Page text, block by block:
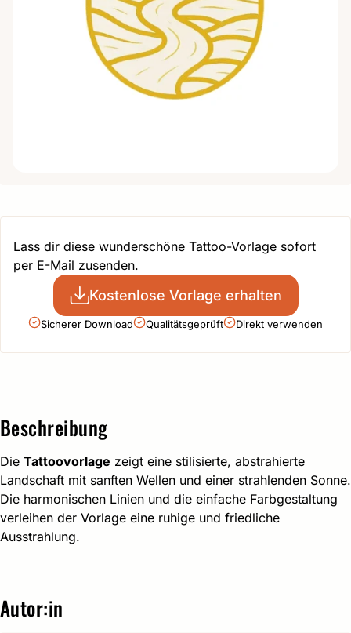
Lass dir diese wunderschöne Tattoo-Vorlage sofort
per E-Mail zusenden.
Kostenlose Vorlage erhalten
Sicherer Download Qualitätsgeprüft Direkt verwenden
Beschreibung
Die Tattoovorlage zeigt eine stilisierte, abstrahierte
Landschaft mit sanften Wellen und einer strahlenden Sonne.
Die harmonischen Linien und die einfache Farbgestaltung
verleihen der Vorlage eine ruhige und friedliche
Ausstrahlung.
Autor:in